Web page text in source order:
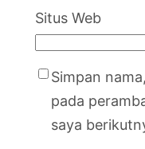
Situs Web
Simpan
pada
saya